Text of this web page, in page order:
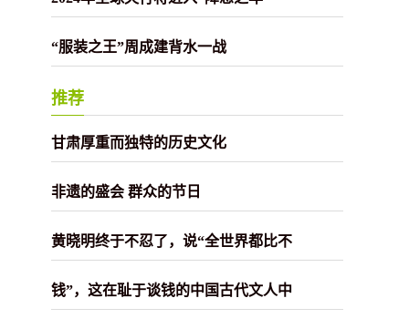
“服装之王”周成建背水一战
推荐
甘肃厚重而独特的历史文化
非遗的盛会 群众的节日
黄晓明终于不忍了，说“全世界都比不
钱”，这在耻于谈钱的中国古代文人中